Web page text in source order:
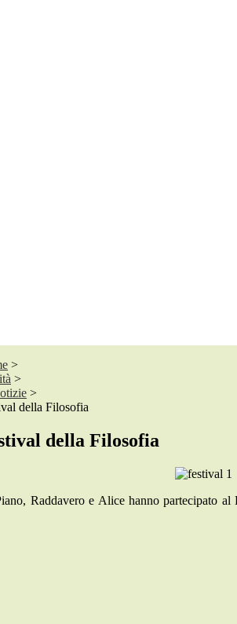
>
>
>
della Filosofia
della Filosofia
Raddavero e Alice hanno partecipato al